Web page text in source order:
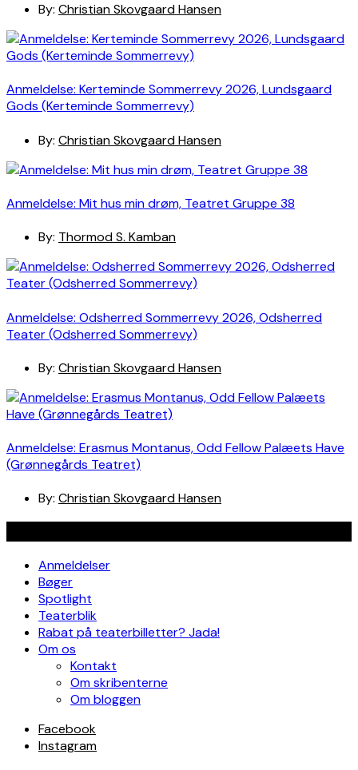
By: Christian Skovgaard Hansen
Anmeldelse: Kerteminde Sommerrevy 2026, Lundsgaard
Gods (Kerteminde Sommerrevy)
By: Christian Skovgaard Hansen
Anmeldelse: Mit hus min drøm, Teatret Gruppe 38
By: Thormod S. Kamban
Anmeldelse: Odsherred Sommerrevy 2026, Odsherred
Teater (Odsherred Sommerrevy)
By: Christian Skovgaard Hansen
Anmeldelse: Erasmus Montanus, Odd Fellow Palæets Have
(Grønnegårds Teatret)
By: Christian Skovgaard Hansen
Anmeldelser
Bøger
Spotlight
Teaterblik
Rabat på teaterbilletter? Jada!
Om os
Kontakt
Om skribenterne
Om bloggen
Facebook
Instagram